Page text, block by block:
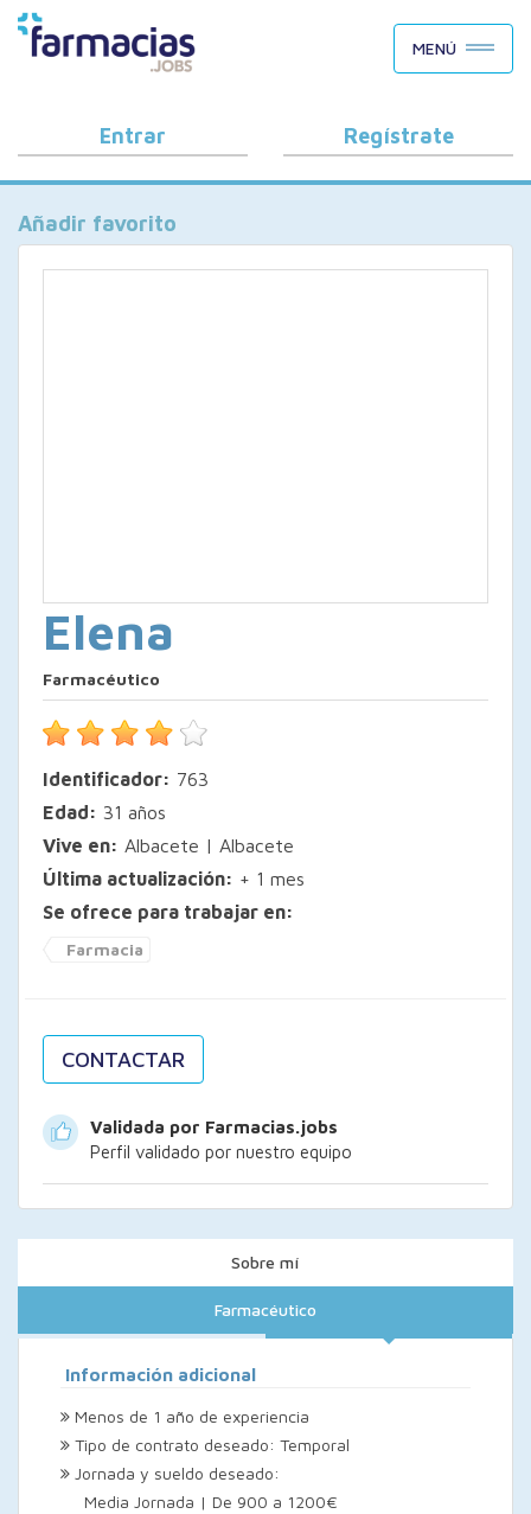
BUSCAR CANDIDATOS
OFERTAS DE EMPLEO
COMO FUNCIONA
PORQUÉ FARMACIAS.JOBS
BLOG
MENÚ
Entrar Regístrate
Añadir favorito
Elena
Farmacéutico
Identificador: 763
Edad: 31 años
Vive en: Albacete | Albacete
Última actualización: + 1 mes
Se ofrece para trabajar en:
Farmacia
CONTACTAR
Validada por Farmacias.jobs
Perfil validado por nuestro equipo
Sobre mí
Farmacéutico
Información adicional
Menos de 1 año de experiencia
Tipo de contrato deseado: Temporal
Jornada y sueldo deseado:
Media Jornada | De 900 a 1200€